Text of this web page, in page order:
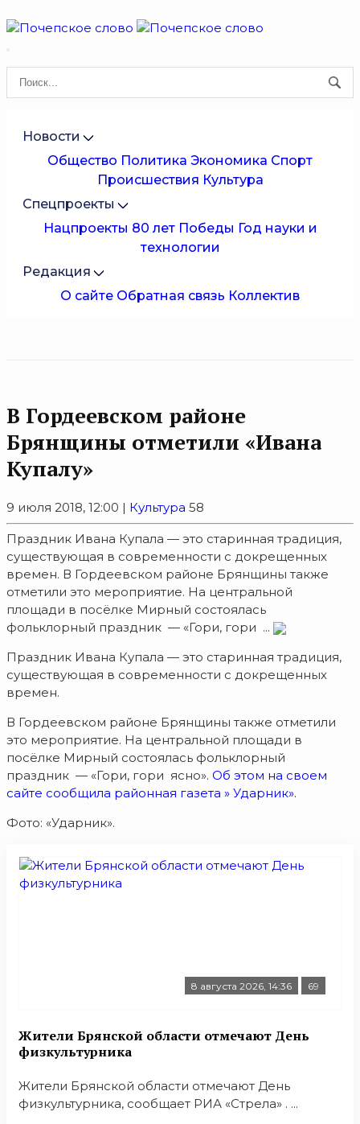
Новости
Общество Политика Экономика Спорт
Происшествия Культура
Спецпроекты
Нацпроекты 80 лет Победы Год науки и
технологии
Редакция
О сайте Обратная связь Коллектив
В Гордеевском районе
Брянщины отметили «Ивана
Купалу»
9 июля 2018, 12:00 | Культура 58
Праздник Ивана Купала — это старинная традиция,
существующая в современности с докрещенных
времен. В Гордеевском районе Брянщины также
отметили это мероприятие. На центральной
площади в посёлке Мирный состоялась
фольклорный праздник — «Гори, гори ...
Праздник Ивана Купала — это старинная традиция,
существующая в современности с докрещенных
времен.
В Гордеевском районе Брянщины также отметили
это мероприятие. На центральной площади в
посёлке Мирный состоялась фольклорный
праздник — «Гори, гори ясно». Об этом на своем
сайте сообщила районная газета » Ударник».
Фото: «Ударник».
8 августа 2026, 14:36 69
Жители Брянской области отмечают День
физкультурника
Жители Брянской области отмечают День
физкультурника, сообщает РИА «Стрела» . ...